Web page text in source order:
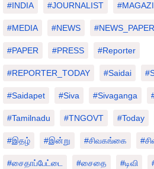
#INDIA #JOURNALIST
#MEDIA #NEWS #NEWS_PAPER
#PAPER #PRESS #Reporter
#REPORTER_TODAY #saidai
#saidapet #Siva #Sivaganga
#tamilnadu #TNGOVT #today
#இதழ் #இன்று #சிவகங்கை
#சைதாப்பேட்டை #சைதை #டிவி